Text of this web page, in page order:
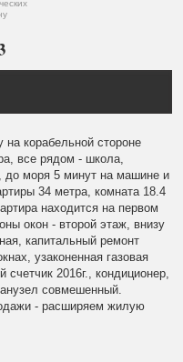
корабельной стороне
все рядом - школа,
до моря 5 минут на машине и
34 метра, комната 18.4
находится на первом
окон - второй этаж, внизу
капитальный ремонт
узаконенная газовая
счетчик 2016г., кондиционер,
совмешенный.
- расширяем жилую